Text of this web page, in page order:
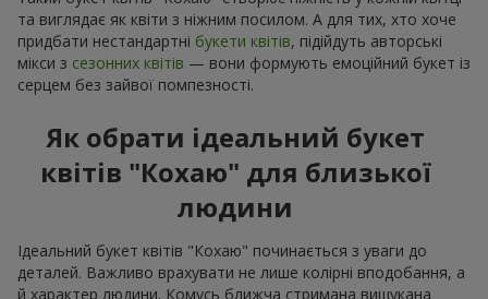
та виглядає як квіти з ніжним посилом. А для тих, хто хоче
придбати нестандартні букети квітів, підійдуть авторські
мікси з сезонних квітів — вони формують емоційний букет із
серцем без зайвої помпезності.
Як обрати ідеальний букет
квітів "Кохаю" для близької
людини
Ідеальний букет квітів "Кохаю" починається з уваги до
деталей. Важливо врахувати не лише колірні вподобання, а
й характер людини. Комусь ближча стримана вишукана